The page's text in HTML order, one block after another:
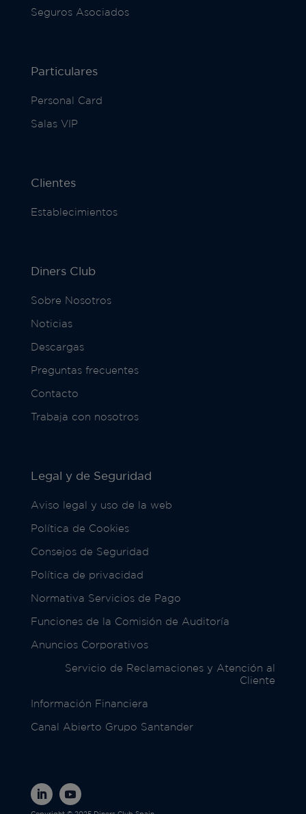
Seguros Asociados
Particulares
Personal Card
Salas VIP
Clientes
Establecimientos
Diners Club
Sobre Nosotros
Noticias
Descargas
Preguntas frecuentes
Contacto
Trabaja con nosotros
Legal y de Seguridad
Aviso legal y uso de la web
Política de Cookies
Consejos de Seguridad
Política de privacidad
Normativa Servicios de Pago
Funciones de la Comisión de Auditoría
Anuncios Corporativos
Servicio de Reclamaciones y Atención al
Cliente
Información Financiera
Canal Abierto Grupo Santander